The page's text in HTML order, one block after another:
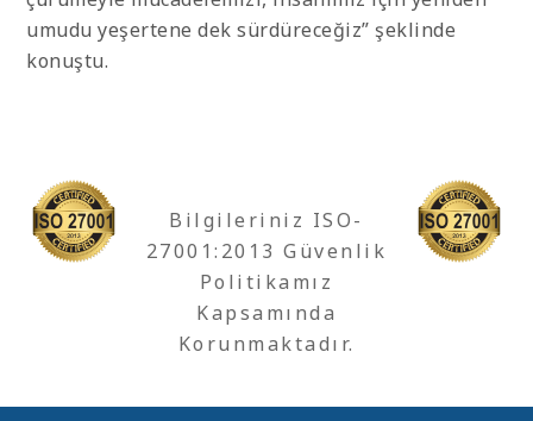
umudu yeşertene dek sürdüreceğiz” şeklinde
konuştu.
Bilgileriniz ISO-
27001:2013 Güvenlik
Politikamız
Kapsamında
Korunmaktadır.